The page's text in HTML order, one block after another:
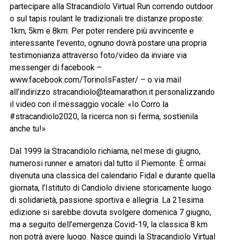
partecipare alla Stracandiolo Virtual Run correndo outdoor
o sul tapis roulant le tradizionali tre distanze proposte:
1km, 5km e 8km. Per poter rendere più avvincente e
interessante l’evento, ognuno dovrà postare una propria
testimonianza attraverso foto/video da inviare via
messenger di facebook –
www.facebook.com/TorinoIsFaster/ – o via mail
all’indirizzo stracandiolo@teamarathon.itpersonalizzando
il video con il messaggio vocale: «Io Corro la
#stracandiolo2020, la ricerca non si ferma, sostienila
anche tu!»
Dal 1999 la Stracandiolo richiama, nel mese di giugno,
numerosi runner e amatori dal tutto il Piemonte. È ormai
divenuta una classica del calendario Fidal e durante quella
giornata, l’Istituto di Candiolo diviene storicamente luogo
di solidarietà, passione sportiva e allegria. La 21esima
edizione si sarebbe dovuta svolgere domenica 7 giugno,
ma a seguito dell’emergenza Covid-19, la classica 8 km
non potrà avere luogo. Nasce quindi la Stracandiolo Virtual